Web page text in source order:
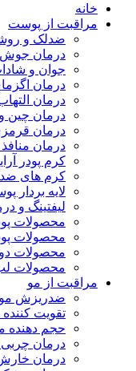
خانه
مراقبت از پوست
ضدلک و
درمان جوش
جوان و
درمان
درمان
درمان چین
درمان
درمان
کرم پودر
کرم های
لایه بردار
لیفتینگ و
محصولات
محصولات
محصولات
محصولات
مراقبت از مو
ضدریزش مو
تقویت
حجم دهنده
درمان
درمان